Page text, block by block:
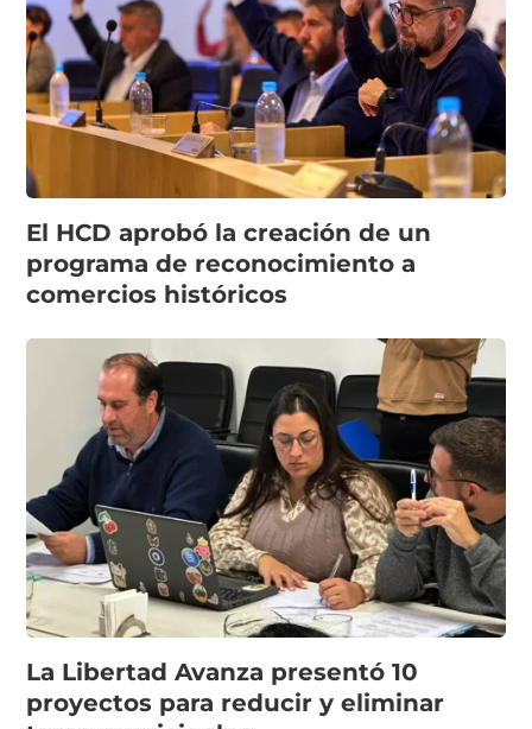
El HCD aprobó la creación de un
programa de reconocimiento a
comercios históricos
La Libertad Avanza presentó 10
proyectos para reducir y eliminar